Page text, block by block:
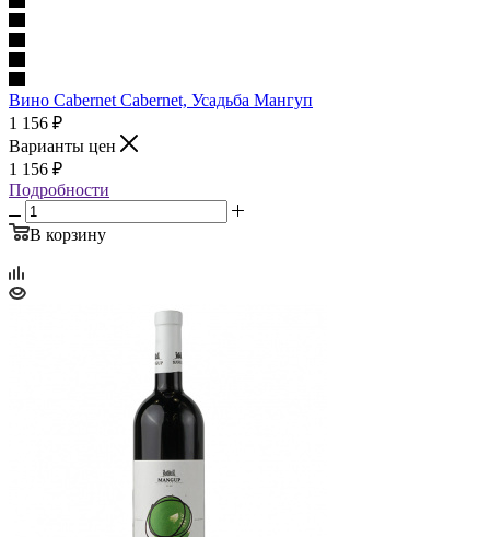
Вино Cabernet Cabernet, Усадьба Мангуп
1 156 ₽
Варианты цен
1 156 ₽
Подробности
В корзину